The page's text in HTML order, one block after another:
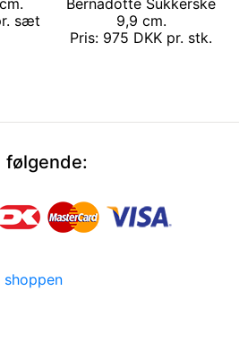
sæt
9,9 cm.
Pris: 975 DKK pr. stk.
følgende: